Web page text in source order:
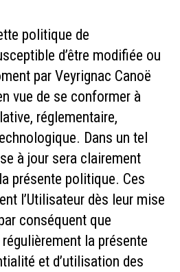
politique de
d’être modifiée ou
par Veyrignac Canoë
vue de se conformer à
réglementaire,
Dans un tel
à jour sera clairement
présente politique. Ces
l’Utilisateur dès leur mise
conséquent que
la présente
et d’utilisation des